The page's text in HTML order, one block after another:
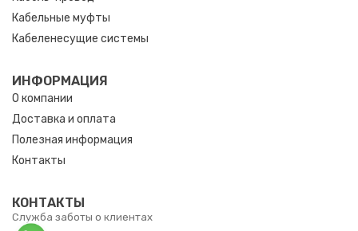
Кабельные муфты
Кабеленесущие системы
ИНФОРМАЦИЯ
О компании
Доставка и оплата
Полезная информация
Контакты
КОНТАКТЫ
Служба заботы о клиентах